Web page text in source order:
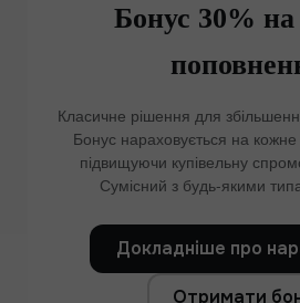
Бонус 30%
Класичне рішення для
Бонус нараховується на кожне
підвищуючи купівельну
Сумісний з будь-якими
Докладніше про
Отримати